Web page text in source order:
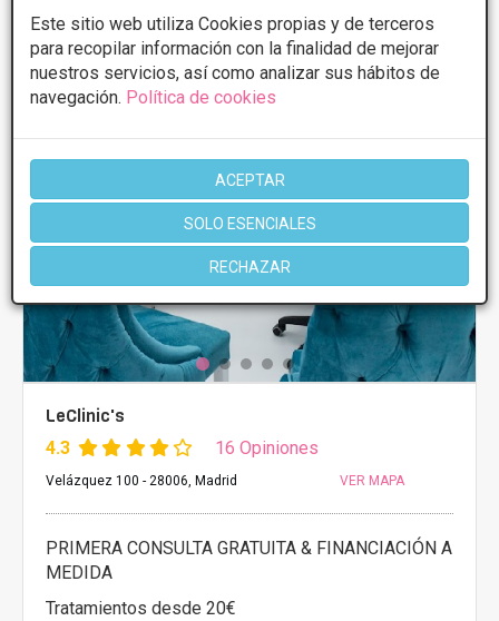
Este sitio web utiliza Cookies propias y de terceros
para recopilar información con la finalidad de mejorar
nuestros servicios, así como analizar sus hábitos de
navegación. Política de cookies
ACEPTAR
SOLO ESENCIALES
RECHAZAR
LeClinic's
4.3 16 Opiniones
Velázquez 100 - 28006, Madrid VER MAPA
PRIMERA CONSULTA GRATUITA & FINANCIACIÓN A
MEDIDA
Tratamientos desde 20€